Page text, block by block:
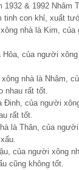
& 1992 Nhâm
tinh con khỉ, xuất
nhà là Kim, của
Hỏa, của người
nhà là Nhâm,
nhau rất tốt.
Đinh, của người
rất tốt.
là Thân, của
của người xông
cũng không tốt.